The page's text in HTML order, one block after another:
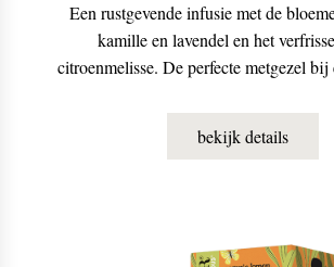
Een rustgevende infusie met de
kamille en lavendel en het
citroenmelisse. De perfecte metgezel bij
bekijk details